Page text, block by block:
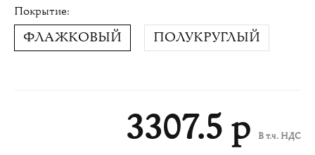
Покрытие:
ФЛАЖКОВЫЙ ПОЛУКРУГЛЫЙ
3307.5 р В т.ч. НДС